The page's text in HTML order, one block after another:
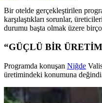
Bir otelde gerçekleştirilen
karşılaştıkları sorunlar,
durumu başta olmak üzere
“GÜÇLÜ BİR
Programda konuşan Niğde
üretimindeki konumuna